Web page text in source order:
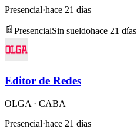
Presencial·hace 21 días
PresencialSin sueldohace 21 días
Editor de Redes
OLGA · CABA
Presencial·hace 21 días